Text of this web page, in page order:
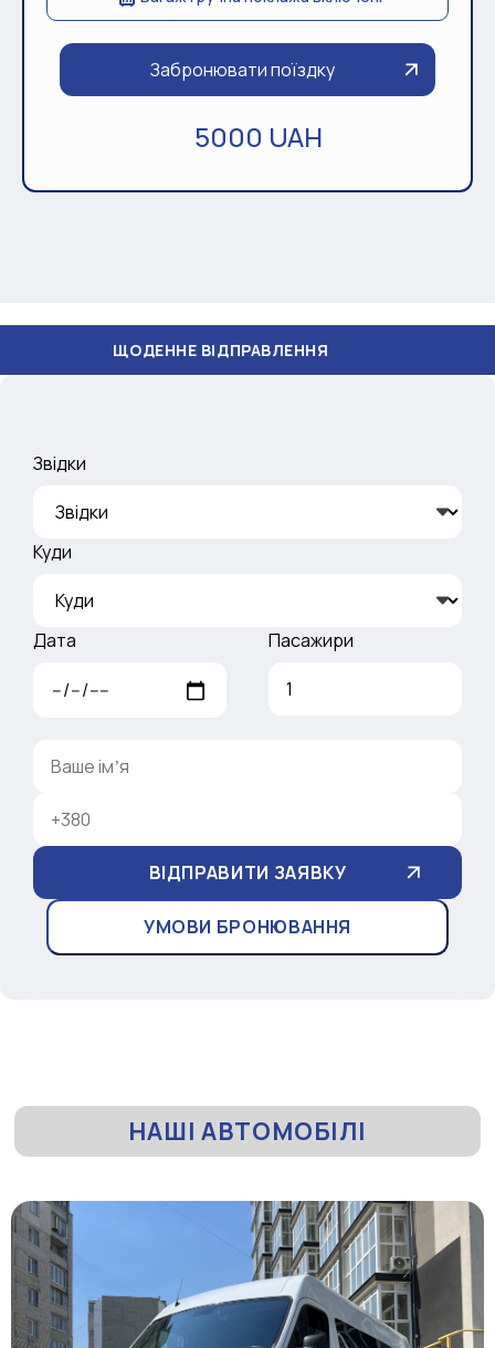
Забронювати поїздку
5000 UAH
ВІДПРАВЛЕННЯ
Звідки
Куди
Дата Пасажири
УМОВИ БРОНЮВАННЯ
НАШІ АВТОМОБІЛІ